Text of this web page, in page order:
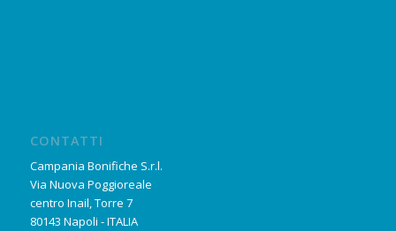
CONTATTI
Campania Bonifiche S.r.l.
Via Nuova Poggioreale
centro Inail, Torre 7
80143 Napoli - ITALIA